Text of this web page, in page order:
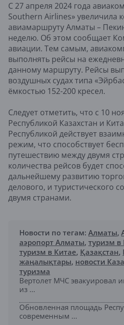
С 27 апреля 2024 года
Southern Airlines» увеличила
авиамаршруту Алматы –
неделю. Об этом сообщает
авиации. Тем самым,
выполнять рейсы на
данному маршруту. Рейсы
воздушных судах типа
ёмкостью 152-200 кресел.
Следует отметить, что с 10
Республикой Казахстан и
Республикой действует
режим, что способствует
путешествию между двумя
количества рейсов будет
дальнейшему развитию
делового, и туристического
двумя странами.
Новости по тегам: Алматы,
аэропорт Алматы, туризм в
туризм в Китае, Қазақстан,
жаңалықтары, новости
туризма
Вертолет МЧС эвакуировал
из ...
Обновленная площадь
современным ...